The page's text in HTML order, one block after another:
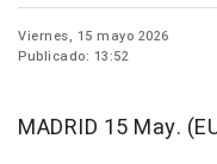
Viernes, 15 mayo 2026
Publicado: 13:52
MADRID 15 May.